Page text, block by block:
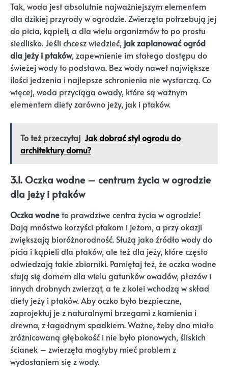
Tak, woda jest absolutnie najważniejszym elementem
dla dzikiej przyrody w ogrodzie. Zwierzęta potrzebują jej
do picia, kąpieli, a dla wielu organizmów to po prostu
siedlisko. Jeśli chcesz wiedzieć, jak zaplanować ogród
dla jeży i ptaków, zapewnienie im stałego dostępu do
świeżej wody to podstawa. Bez wody nawet największe
ilości jedzenia i najlepsze schronienia nie wystarczą. Co
więcej, woda przyciąga owady, które są ważnym
elementem diety zarówno jeży, jak i ptaków.
To też przeczytaj Jak dobrać styl ogrodu do
architektury domu?
3.1. Oczka wodne – centrum życia w ogrodzie
dla jeży i ptaków
Oczka wodneto prawdziwe centra życia w ogrodzie!
Dają mnóstwo korzyści ptakom i jeżom, a przy okazji
zwiększają bioróżnorodność. Służą jako źródło wody do
picia i kąpieli dla ptaków, ale też dla jeży, które często
odwiedzają takie zbiorniki. Pamiętaj też, że oczka wodne
stają się domem dla wielu gatunków owadów, płazów i
innych drobnych zwierząt, a te z kolei wchodzą w skład
diety jeży i ptaków. Aby oczko było bezpieczne,
zaprojektuj je z naturalnymi brzegami z kamienia i
drewna, z łagodnym spadkiem. Ważne, żeby dno miało
zróżnicowaną głębokość i nie było pionowych, śliskich
ścianek – zwierzęta mogłyby mieć problem z
wydostaniem się z wody.